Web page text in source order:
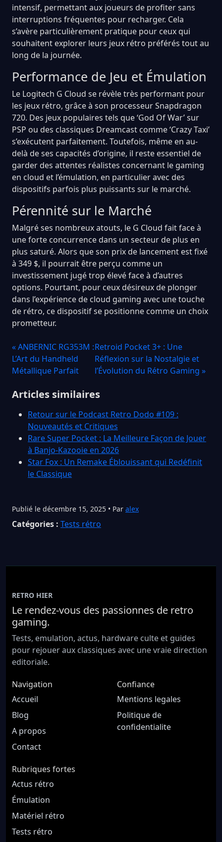
intensif, permettant aux joueurs de profiter sans
interruptions fréquentes pour recharger. Cela
s’avère particulièrement pratique pour ceux qui
souhaitent explorer leurs jeux rétro préférés tout au
long de la journée.
Performance de Jeu et Émulation
Le Logitech G Cloud se révèle très performant pour
les jeux rétro, grâce à son processeur Snapdragon
720. Des jeux populaires tels que ‘God Of War’ sur
PSP ou des classiques Dreamcast comme ‘Crazy Taxi’
s’exécutent parfaitement. Toutefois, même en au-
delà de ses capacités d’origine, il reste essentiel de
garder des attentes réalistes concernant le gaming
en cloud et l’émulation, en particulier avec des
dispositifs parfois plus puissants sur le marché.
Pérennité sur le Marché
Malgré ses nombreux atouts, le G Cloud fait face à
une forte concurrence dans un secteur de plus en
plus saturé. Alors que son prix de lancement est fixé
à 349 $, il pourrait être perçu comme un
investissement jugé trop élevé face à d’autres
options. Pourtant, pour ceux désireux de plonger
dans l’expérience de cloud gaming avec une touche
de rétro, ce dispositif se positionne comme un choix
prometteur.
« ANBERNIC RG353M :
L’Art du Handheld
Métallique Parfait
Retroid Pocket 3+ : Une
Réflexion sur la Nostalgie et
l’Évolution du Rétro Gaming »
Articles similaires
Retour sur le Podcast Retro Dodo #109 :
Nouveautés et Critiques
Rare Super Pocket : La Meilleure Façon de Jouer
à Banjo-Kazooie en 2026
Star Fox : Un Remake Éblouissant qui Redéfinit
le Classique
Publié le décembre 15, 2025 • Par alex
Catégories : Tests rétro
RETRO HIER
Le rendez-vous des passionnes de retro
gaming.
Tests, emulation, actus, hardware culte et guides
pour rejouer aux classiques avec une vraie direction
editoriale.
Navigation
Accueil
Blog
A propos
Contact
Confiance
Mentions legales
Politique de
confidentialite
Rubriques fortes
Actus rétro
Émulation
Matériel rétro
Tests rétro